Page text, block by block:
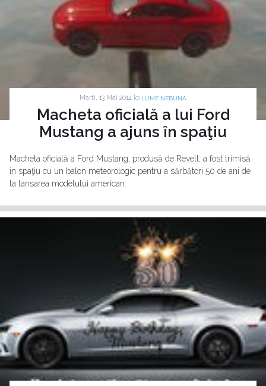
Marti, 13 Mai 2014 | O LUME NEBUNA
Macheta oficială a lui Ford
Mustang a ajuns în spaţiu
Macheta oficială a Ford Mustang, produsă de Revell, a fost trimisă
în spaţiu cu un balon meteorologic pentru a sărbători 50 de ani de
la lansarea modelului american.